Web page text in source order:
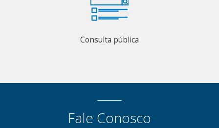
Consulta pública
Fale Conosco